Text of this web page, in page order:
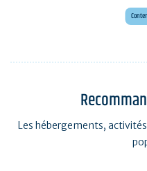
Maxi mini golf 26
Les hébergements,